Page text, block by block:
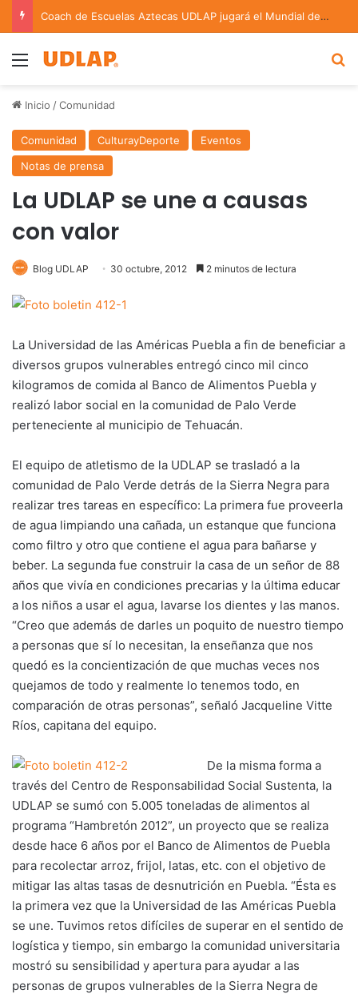
Coach de Escuelas Aztecas UDLAP jugará el Mundial de Flag Football en Alemania
Menu
Inicio /Comunidad
Comunidad CulturayDeporte
Eventos
Notas de prensa
La UDLAP se une a causas
con valor
Blog UDLAP 30 octubre, 2012 2 minutos de lectura
La Universidad de las Américas Puebla a fin de beneficiar a
diversos grupos vulnerables entregó cinco mil cinco
kilogramos de comida al Banco de Alimentos Puebla y
realizó labor social en la comunidad de Palo Verde
perteneciente al municipio de Tehuacán.
El equipo de atletismo de la UDLAP se trasladó a la
comunidad de Palo Verde detrás de la Sierra Negra para
realizar tres tareas en específico: La primera fue proveerla
de agua limpiando una cañada, un estanque que funciona
como filtro y otro que contiene el agua para bañarse y
beber. La segunda fue construir la casa de un señor de 88
años que vivía en condiciones precarias y la última educar
a los niños a usar el agua, lavarse los dientes y las manos.
“Creo que además de darles un poquito de nuestro tiempo
a personas que sí lo necesitan, la enseñanza que nos
quedó es la concientización de que muchas veces nos
quejamos de todo y realmente lo tenemos todo, en
comparación de otras personas”, señaló Jacqueline Vitte
Ríos, capitana del equipo.
De la misma forma a
través del Centro de Responsabilidad Social Sustenta, la
UDLAP se sumó con 5.005 toneladas de alimentos al
programa “Hambretón 2012”, un proyecto que se realiza
desde hace 6 años por el Banco de Alimentos de Puebla
para recolectar arroz, frijol, latas, etc. con el objetivo de
mitigar las altas tasas de desnutrición en Puebla. “Ésta es
la primera vez que la Universidad de las Américas Puebla
se une. Tuvimos retos difíciles de superar en el sentido de
logística y tiempo, sin embargo la comunidad universitaria
mostró su sensibilidad y apertura para ayudar a las
personas de grupos vulnerables de la Sierra Negra de